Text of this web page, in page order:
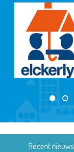
Recent nieuws